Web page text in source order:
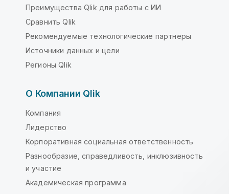
Преимущества Qlik для работы с ИИ
Сравнить Qlik
Рекомендуемые технологические партнеры
Источники данных и цели
Регионы Qlik
О Компании Qlik
Компания
Лидерство
Корпоративная социальная ответственность
Разнообразие, справедливость, инклюзивность
и участие
Академическая программа